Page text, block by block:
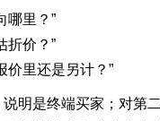
哪里？”
折价？”
价里还是另计？”
明是终端买家；对第